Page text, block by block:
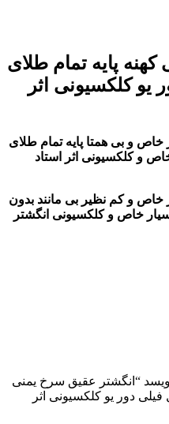
پایه تمام طلای
کلکسیونی اثر
و بی همتا پایه تمام طلای
و کلکسیونی اثر استاد
خاص و کم نظیر بی مانند بدون
خاص و کلکسیونی انگشتر
“انگشتر عقیق سرخ یمنی
دور یو کلکسیونی اثر